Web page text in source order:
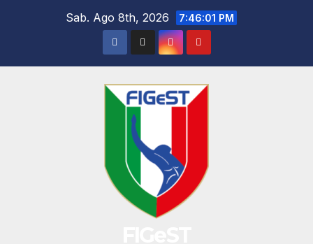
Sab. Ago 8th, 2026 7:46:01 PM